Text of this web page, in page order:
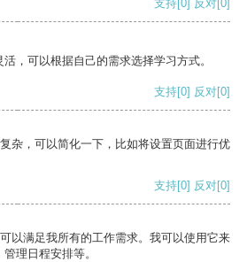
支持[0] 反对[0]
，可以根据自己的需求选择学习方式。
支持[0] 反对[0]
杂，可以简化一下，比如将设置页面进行优
支持[0] 反对[0]
以满足我所有的工作需求。我可以使用它来
理日程安排等。